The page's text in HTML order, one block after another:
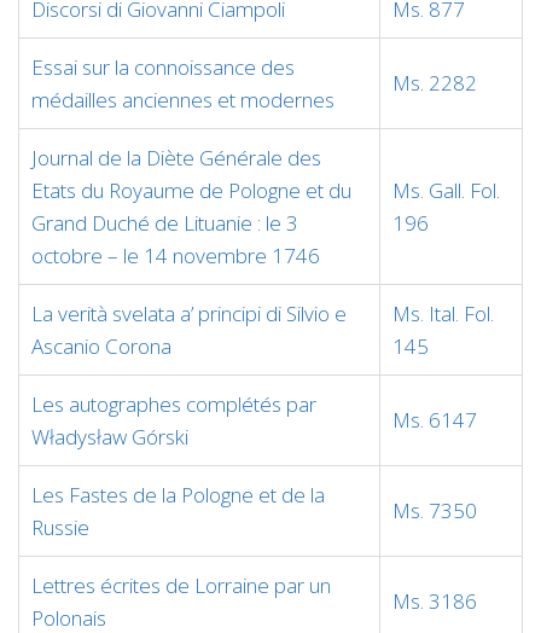
Discorsi di Giovanni Ciampoli Ms. 877
Essai sur la connoissance des
médailles anciennes et modernes
Ms. 2282
Journal de la Diète Générale des
Etats du Royaume de Pologne et du
Grand Duché de Lituanie : le 3
octobre – le 14 novembre 1746
Ms. Gall. Fol.
196
La verità svelata a’ principi di Silvio e
Ascanio Corona
Ms. Ital. Fol.
145
Les autographes complétés par
Władysław Górski
Ms. 6147
Les Fastes de la Pologne et de la
Russie
Ms. 7350
Lettres écrites de Lorraine par un
Polonais
Ms. 3186